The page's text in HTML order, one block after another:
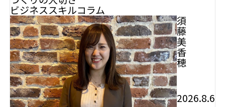
ビジネススキルコラム
須
藤
美
香
穂
2026.8.6